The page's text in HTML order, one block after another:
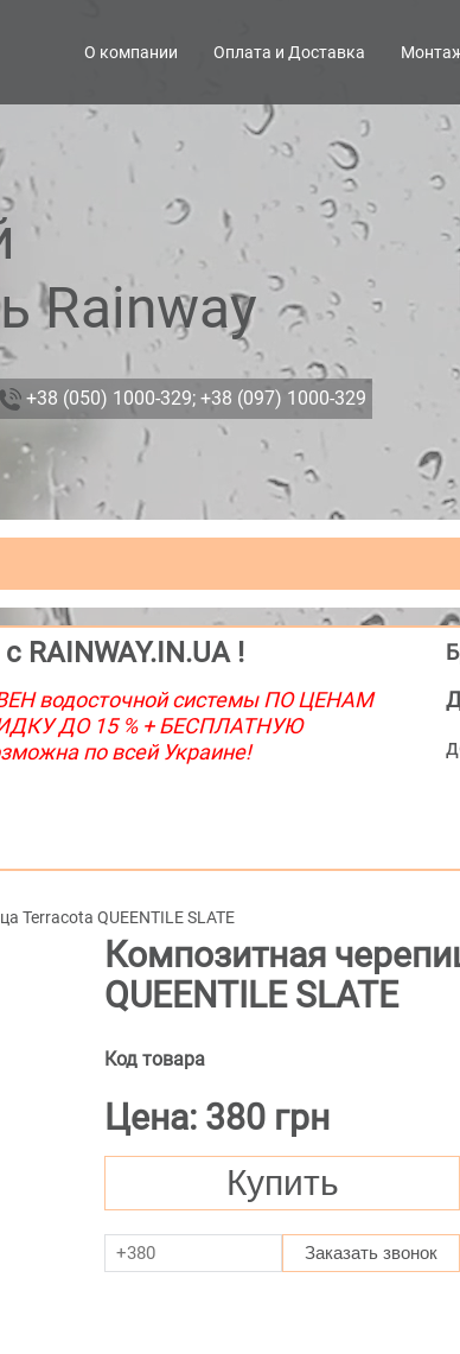
О компании Оплата и Доставка
Rainway
+38 (050) 1000-329; +38 (097) 1000-329
RAINWAY.IN.UA !
водосточной системы ПО ЦЕНАМ
ДО 15 % + БЕСПЛАТНУЮ
по всей Украине!
Terracota QUEENTILE SLATE
Композитная
QUEENTILE SLATE
Код товара
Цена: 380 грн
Купить
Заказать звонок